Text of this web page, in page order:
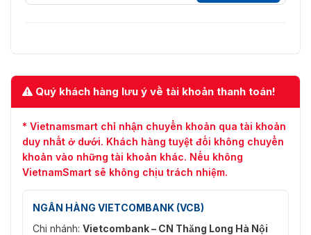
Quý khách hàng lưu ý về tài khoản thanh toán!
* Vietnamsmart chỉ nhận chuyển khoản qua tài khoản
duy nhất ở dưới. Khách hàng tuyệt đối không chuyển
khoản vào những tài khoản khác. Nếu không
VietnamSmart sẽ không chịu trách nhiệm.
NGÂN HÀNG VIETCOMBANK (VCB)
Chi nhánh: Vietcombank – CN Thăng Long Hà Nội